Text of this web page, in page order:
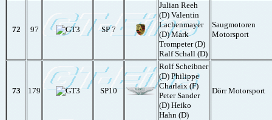
72 97 SP 7
Julian Reeh
(D) Valentin
Lachenmayer
(D) Mark
Trompeter (D)
Ralf Schall (D)
Saugmotoren
Motorsport
73 179 SP10
Rolf Scheibner
(D) Philippe
Charlaix (F)
Peter Sander
(D) Heiko
Hahn (D)
Dörr Motorsport